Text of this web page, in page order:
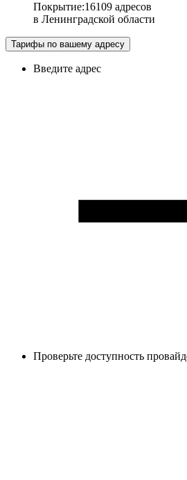
Покрытие:16109 адресов
в Ленинградской области
Тарифы по вашему адресу
Введите адрес
Проверьте доступность